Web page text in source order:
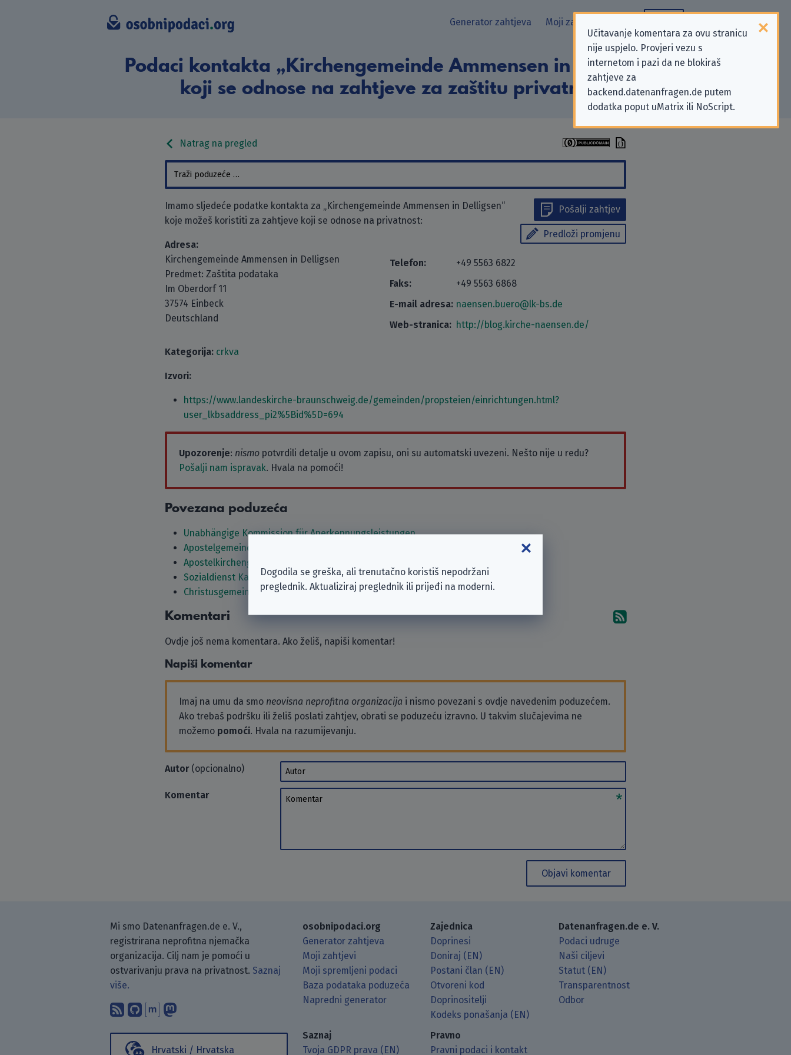
Učitavanje komentara za ovu stranicu
nije uspjelo. Provjeri vezu s
internetom i pazi da ne blokiraš
zahtjeve za
backend.datenanfragen.de putem
dodatka poput uMatrix ili NoScript.
Generator zahtjeva Moji zahtjevi
Podaci kontakta „Kirchengemeinde Ammensen in Delligsen”
koji se odnose na zahtjeve za zaštitu privatnosti
Natrag na pregled
Pošalji zahtjev
Predloži promjenu
Imamo sljedeće podatke kontakta za „Kirchengemeinde Ammensen in Delligsen“
koje možeš koristiti za zahtjeve koji se odnose na privatnost:
Adresa:
Kirchengemeinde Ammensen in Delligsen
Predmet: Zaštita podataka
Im Oberdorf 11
37574 Einbeck
Deutschland
Telefon:
+49 5563 6822
Faks:
+49 5563 6868
E-mail adresa: naensen.buero@lk-bs.de
Web-stranica: http://blog.kirche-naensen.de/
Kategorija: crkva
Izvori:
https://www.landeskirche-braunschweig.de/gemeinden/propsteien/einrichtungen.html?
user_lkbsaddress_pi2%5Bid%5D=694
Upozorenje: nismo potvrdili detalje u ovom zapisu, oni su automatski uvezeni. Nešto nije u redu?
Pošalji nam ispravak. Hvala na pomoći!
Povezana poduzeća
Unabhängige Kommission für Anerkennungsleistungen
Apostelgemeinde in Salzgitter-Lebenstedt
Apostelkirchengemeinde Frellstedt-Wolsdorf
Sozialdienst Katholischer Frauen Rhein-Erft-Kreis e.V.
Christusgemeinde Berklingen-Klein Vahlberg in Vahlberg
Komentari Pretplati se na komentare
Ovdje još nema komentara. Ako želiš, napiši komentar!
Napiši komentar
Imaj na umu da smo neovisna neprofitna organizacija i nismo povezani s ovdje navedenim poduzećem.
Ako trebaš podršku ili želiš poslati zahtjev, obrati se poduzeću izravno. U takvim slučajevima ne
možemo pomoći. Hvala na razumijevanju.
Autor(opcionalno) Autor
Komentar Komentar
Objavi komentar
Mi smo Datenanfragen.de e. V.,
registrirana neprofitna njemačka
organizacija. Cilj nam je pomoći u
ostvarivanju prava na privatnost. Saznaj
više.
Pretplati se na naš blog koristeći RSS čitač.
Pronađi nas na GitHubu.
Raspravljaj s nama putem Matrixa.
Prati nas na Mastodonu.
Hrvatski / Hrvatska
osobnipodaci.org
Generator zahtjeva
Moji zahtjevi
Moji spremljeni podaci
Baza podataka poduzeća
Napredni generator
Zajednica
Doprinesi
Doniraj (EN)
Postani član (EN)
Otvoreni kod
Doprinositelji
Kodeks ponašanja (EN)
Datenanfragen.de e. V.
Podaci udruge
Naši ciljevi
Statut (EN)
Transparentnost
Odbor
Saznaj
Tvoja GDPR prava (EN)
Pravno
Pravni podaci i kontakt
Dogodila se greška, ali trenutačno koristiš nepodržani
preglednik. Aktualiziraj preglednik ili prijeđi na moderni.